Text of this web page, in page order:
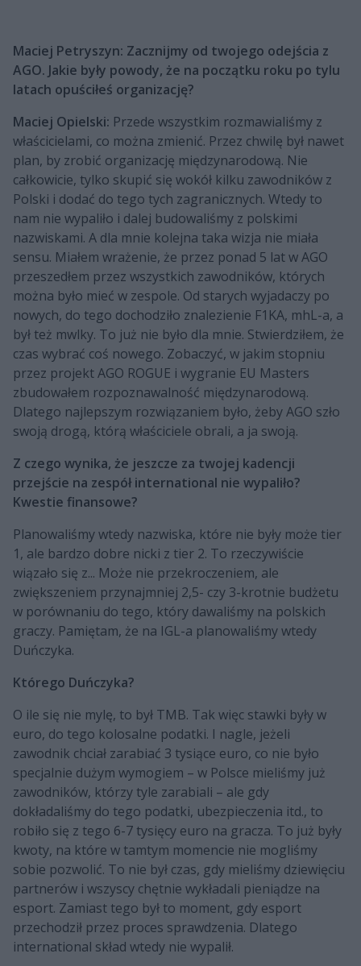
Maciej Petryszyn: Zacznijmy od twojego odejścia z
AGO. Jakie były powody, że na początku roku po tylu
latach opuściłeś organizację?
Maciej Opielski: Przede wszystkim rozmawialiśmy z
właścicielami, co można zmienić. Przez chwilę był nawet
plan, by zrobić organizację międzynarodową. Nie
całkowicie, tylko skupić się wokół kilku zawodników z
Polski i dodać do tego tych zagranicznych. Wtedy to
nam nie wypaliło i dalej budowaliśmy z polskimi
nazwiskami. A dla mnie kolejna taka wizja nie miała
sensu. Miałem wrażenie, że przez ponad 5 lat w AGO
przeszedłem przez wszystkich zawodników, których
można było mieć w zespole. Od starych wyjadaczy po
nowych, do tego dochodziło znalezienie F1KA, mhL-a, a
był też mwlky. To już nie było dla mnie. Stwierdziłem, że
czas wybrać coś nowego. Zobaczyć, w jakim stopniu
przez projekt AGO ROGUE i wygranie EU Masters
zbudowałem rozpoznawalność międzynarodową.
Dlatego najlepszym rozwiązaniem było, żeby AGO szło
swoją drogą, którą właściciele obrali, a ja swoją.
Z czego wynika, że jeszcze za twojej kadencji
przejście na zespół international nie wypaliło?
Kwestie finansowe?
Planowaliśmy wtedy nazwiska, które nie były może tier
1, ale bardzo dobre nicki z tier 2. To rzeczywiście
wiązało się z... Może nie przekroczeniem, ale
zwiększeniem przynajmniej 2,5- czy 3-krotnie budżetu
w porównaniu do tego, który dawaliśmy na polskich
graczy. Pamiętam, że na IGL-a planowaliśmy wtedy
Duńczyka.
Którego Duńczyka?
O ile się nie mylę, to był TMB. Tak więc stawki były w
euro, do tego kolosalne podatki. I nagle, jeżeli
zawodnik chciał zarabiać 3 tysiące euro, co nie było
specjalnie dużym wymogiem – w Polsce mieliśmy już
zawodników, którzy tyle zarabiali – ale gdy
dokładaliśmy do tego podatki, ubezpieczenia itd., to
robiło się z tego 6-7 tysięcy euro na gracza. To już były
kwoty, na które w tamtym momencie nie mogliśmy
sobie pozwolić. To nie był czas, gdy mieliśmy dziewięciu
partnerów i wszyscy chętnie wykładali pieniądze na
esport. Zamiast tego był to moment, gdy esport
przechodził przez proces sprawdzenia. Dlatego
international skład wtedy nie wypalił.